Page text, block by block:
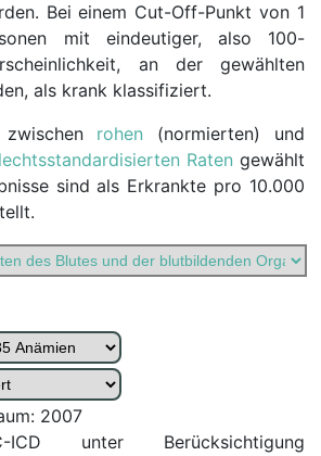
Bei einem Cut-Off-Punkt von 1
mit eindeutiger, also 100-
an der gewählten
als krank klassifiziert.
rohen (normierten) und
Raten gewählt
sind als Erkrankte pro 10.000
2007
ICD unter Berücksichtigung